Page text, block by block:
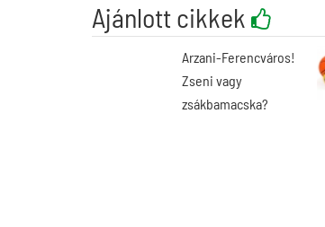
Ajánlott cikkek
Arzani-Ferencváros!
Zseni vagy
zsákbamacska?